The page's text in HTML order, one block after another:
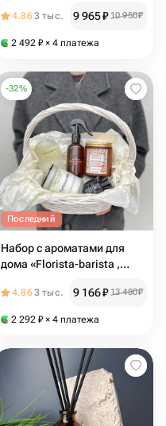
4.863 тыс. 9 965₽ 10 950₽
2 492 ₽ × 4 платежа
-32%
Последний
Набор с ароматами для
дома «Florista-barista ,
диффузорами
4.863 тыс. 9 166₽ 13 480₽
2 292 ₽ × 4 платежа